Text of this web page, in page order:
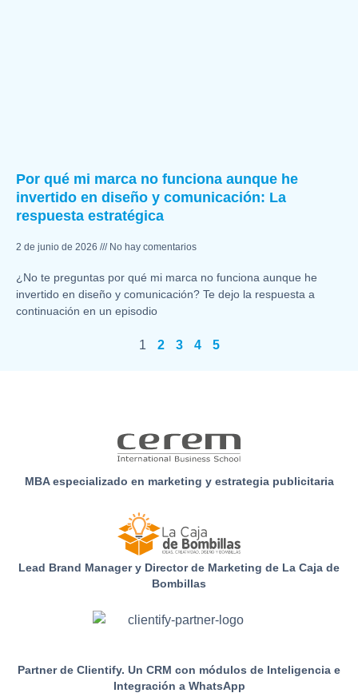
Por qué mi marca no funciona aunque he
invertido en diseño y comunicación: La
respuesta estratégica
2 de junio de 2026 No hay comentarios
¿No te preguntas por qué mi marca no funciona aunque he
invertido en diseño y comunicación? Te dejo la respuesta a
continuación en un episodio
1 2 3 4 5
MBA especializado en marketing y estrategia publicitaria
Lead Brand Manager y Director de Marketing de La Caja de
Bombillas
Partner de Clientify. Un CRM con módulos de Inteligencia e
Integración a WhatsApp